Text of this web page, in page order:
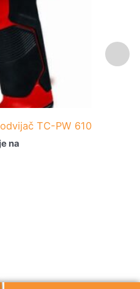
TC-PW 610
na